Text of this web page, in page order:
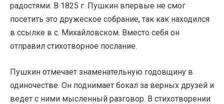
радостями. В 1825 г. Пушкин впервые не смог
посетить это дружеское собрание, так как находился
в ссылке в с. Михайловском. Вместо себя он
отправил стихотворное послание.
Пушкин отмечает знаменательную годовщину в
одиночестве. Он поднимает бокал за верных друзей и
ведет с ними мысленный разговор. В стихотворении